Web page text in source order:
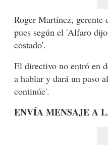
Roger Martínez, gerente
pues según el 'Alfaro
costado'.
El directivo no entró en
a hablar y dará un paso
continúe'.
ENVÍA MENSAJE A